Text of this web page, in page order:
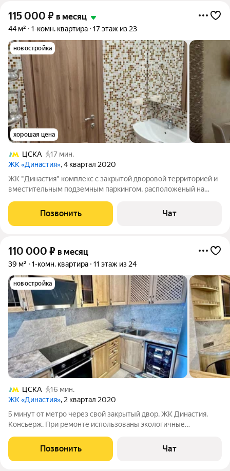
115 000 ₽ в месяц
44 м² 1-комн. квартира 17 этаж из 23
новостройка
хорошая цена
ЦСКА
17 мин.
ЖК «Династия», 4 квартал 2020
ЖК "Династия" комплекс с закрытой дворовой территорией и
вместительным подземным паркингом, расположеный на
Полежаевская. Жилой комплекс Бизнес-класса с высоким
уровнем комфорта и безопасности. Имеет
Позвонить Чат
110 000 ₽ в месяц
39 м² 1-комн. квартира 11 этаж из 24
новостройка
ЦСКА
16 мин.
ЖК «Династия», 2 квартал 2020
5 минут от метро через свой закрытый двор. ЖК Династия.
Консьерж. При ремонте использованы экологичные
Позвонить Чат